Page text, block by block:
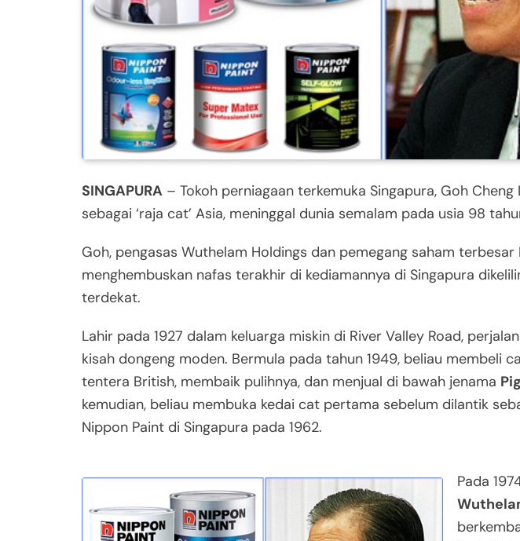
SINGAPURA – Tokoh perniagaan terkemuka Singapura, Goh Cheng
sebagai ‘raja cat’ Asia, meninggal dunia semalam pada usia 98
Goh, pengasas Wuthelam Holdings dan pemegang saham terbesar
menghembuskan nafas terakhir di kediamannya di Singapura
terdekat.
Lahir pada 1927 dalam keluarga miskin di River Valley Road,
kisah dongeng moden. Bermula pada tahun 1949, beliau membeli
tentera British, membaik pulihnya, dan menjual di bawah jenama
kemudian, beliau membuka kedai cat pertama sebelum dilantik
Nippon Paint di Singapura pada 1962.
Pada